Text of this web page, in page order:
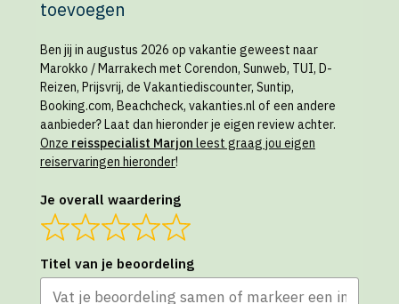
toevoegen
Ben jij in augustus 2026 op vakantie geweest naar
Marokko / Marrakech met Corendon, Sunweb, TUI, D-
Reizen, Prijsvrij, de Vakantiediscounter, Suntip,
Booking.com, Beachcheck, vakanties.nl of een andere
aanbieder? Laat dan hieronder je eigen review achter.
Onze reisspecialist Marjon leest graag jou eigen
reiservaringen hieronder!
Je overall waardering
Titel van je beoordeling